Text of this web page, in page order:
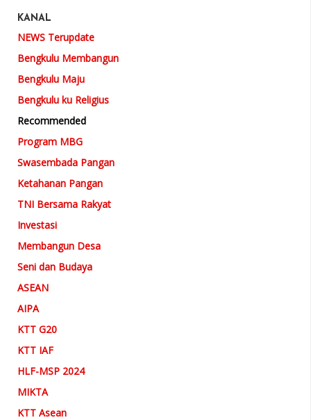
KANAL
NEWS Terupdate
Bengkulu Membangun
Bengkulu Maju
Bengkulu ku Religius
Recommended
Program MBG
Swasembada Pangan
Ketahanan Pangan
TNI Bersama Rakyat
Investasi
Membangun Desa
Seni dan Budaya
ASEAN
AIPA
KTT G20
KTT IAF
HLF-MSP 2024
MIKTA
KTT Asean